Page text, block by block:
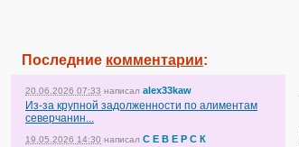
Последние комментарии:
20.06.2026 07:33 написал alex33kaw
Из-за крупной задолженности по алиментам
северчанин...
19.05.2026 14:30 написал С Е В Е Р С К